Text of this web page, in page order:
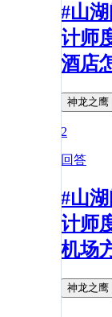
#山湖
计师
酒店
神龙之鹰
2
回答
#山湖
计师
机场
神龙之鹰